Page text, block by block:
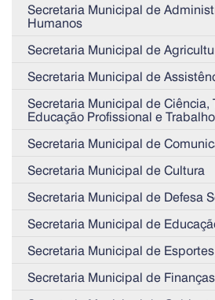
Secretaria Municipal de
Humanos
Secretaria Municipal de
Secretaria Municipal de
Secretaria Municipal de Ciência,
Educação Profissional e Trabalho
Secretaria Municipal de
Secretaria Municipal de Cultura
Secretaria Municipal de Defesa
Secretaria Municipal de
Secretaria Municipal de
Secretaria Municipal de Finanças